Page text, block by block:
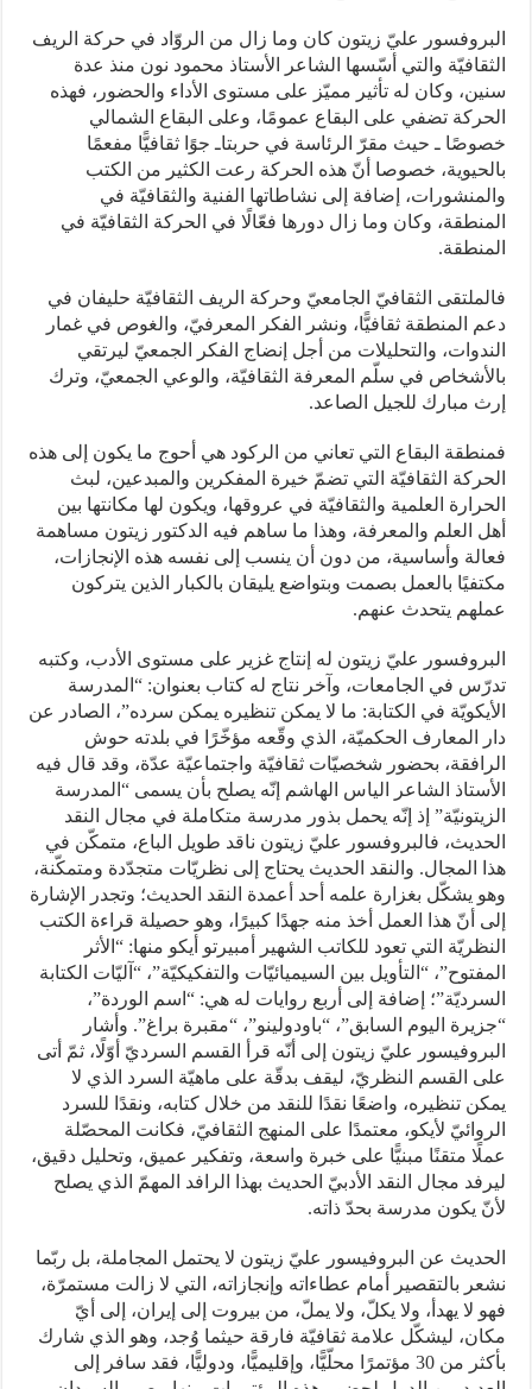
البروفسور عليّ زيتون كان وما زال من الروّاد في حركة الريف
الثقافيّة والتي أسّسها الشاعر الأستاذ محمود نون منذ عدة
سنين، وكان له تأثير مميّز على مستوى الأداء والحضور، فهذه
الحركة تضفي على البقاع عمومًا، وعلى البقاع الشمالي
خصوصًا ـ حيث مقرّ الرئاسة في حربتاـ جوًا ثقافيًّا مفعمًا
بالحيوية، خصوصا أنّ هذه الحركة رعت الكثير من الكتب
والمنشورات، إضافة إلى نشاطاتها الفنية والثقافيّة في
المنطقة، وكان وما زال دورها فعّالًا في الحركة الثقافيّة في
المنطقة.
فالملتقى الثقافيّ الجامعيّ وحركة الريف الثقافيّة حليفان في
دعم المنطقة ثقافيًّا، ونشر الفكر المعرفيّ، والغوص في غمار
الندوات، والتحليلات من أجل إنضاج الفكر الجمعيّ ليرتقي
بالأشخاص في سلّم المعرفة الثقافيّة، والوعي الجمعيّ، وترك
إرث مبارك للجيل الصاعد.
فمنطقة البقاع التي تعاني من الركود هي أحوج ما يكون إلى هذه
الحركة الثقافيّة التي تضمّ خيرة المفكرين والمبدعين، لبث
الحرارة العلمية والثقافيّة في عروقها، ويكون لها مكانتها بين
أهل العلم والمعرفة، وهذا ما ساهم فيه الدكتور زيتون مساهمة
فعالة وأساسية، من دون أن ينسب إلى نفسه هذه الإنجازات،
مكتفيًا بالعمل بصمت وبتواضع يليقان بالكبار الذين يتركون
عملهم يتحدث عنهم.
البروفسور عليّ زيتون له إنتاج غزير على مستوى الأدب، وكتبه
تدرّس في الجامعات، وآخر نتاج له كتاب بعنوان: “المدرسة
الأيكويّة في الكتابة: ما لا يمكن تنظيره يمكن سرده”، الصادر عن
دار المعارف الحكميّة، الذي وقّعه مؤخّرًا في بلدته حوش
الرافقة، بحضور شخصيّات ثقافيّة واجتماعيّة عدّة، وقد قال فيه
الأستاذ الشاعر الياس الهاشم إنّه يصلح بأن يسمى “المدرسة
الزيتونيّة” إذ إنّه يحمل بذور مدرسة متكاملة في مجال النقد
الحديث، فالبروفسور عليّ زيتون ناقد طويل الباع، متمكّن في
هذا المجال. والنقد الحديث يحتاج إلى نظريّات متجدّدة ومتمكّنة،
وهو يشكّل بغزارة علمه أحد أعمدة النقد الحديث؛ وتجدر الإشارة
إلى أنّ هذا العمل أخذ منه جهدًا كبيرًا، وهو حصيلة قراءة الكتب
النظريّة التي تعود للكاتب الشهير أمبيرتو أيكو منها: “الأثر
المفتوح”، “التأويل بين السيميائيّات والتفكيكيّة”، “آليّات الكتابة
السرديّة”؛ إضافة إلى أربع روايات له هي: “اسم الوردة”،
“جزيرة اليوم السابق”، “باودولينو”، “مقبرة براغ”. وأشار
البروفيسور عليّ زيتون إلى أنّه قرأ القسم السرديّ أوّلًا، ثمّ أتى
على القسم النظريّ، ليقف بدقّة على ماهيّة السرد الذي لا
يمكن تنظيره، واضعًا نقدًا للنقد من خلال كتابه، ونقدًا للسرد
الروائيّ لأيكو، معتمدًا على المنهج الثقافيّ، فكانت المحصّلة
عملًا متقنًا مبنيًّا على خبرة واسعة، وتفكير عميق، وتحليل دقيق،
ليرفد مجال النقد الأدبيّ الحديث بهذا الرافد المهمّ الذي يصلح
لأنّ يكون مدرسة بحدّ ذاته.
الحديث عن البروفيسور عليّ زيتون لا يحتمل المجاملة، بل ربّما
نشعر بالتقصير أمام عطاءاته وإنجازاته، التي لا زالت مستمرّة،
فهو لا يهدأ، ولا يكلّ، ولا يملّ، من بيروت إلى إيران، إلى أيّ
مكان، ليشكّل علامة ثقافيّة فارقة حيثما وُجد، وهو الذي شارك
بأكثر من 30 مؤتمرًا محلّيًّا، وإقليميًّا، ودوليًّا، فقد سافر إلى